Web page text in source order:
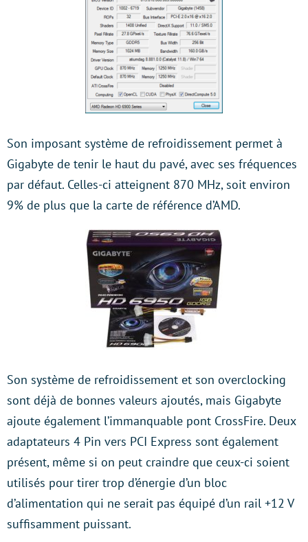
Son imposant système de refroidissement permet à
Gigabyte de tenir le haut du pavé, avec ses fréquences
par défaut. Celles-ci atteignent 870 MHz, soit environ
9% de plus que la carte de référence d’AMD.
Son système de refroidissement et son overclocking
sont déjà de bonnes valeurs ajoutés, mais Gigabyte
ajoute également l’immanquable pont CrossFire. Deux
adaptateurs 4 Pin vers PCI Express sont également
présent, même si on peut craindre que ceux-ci soient
utilisés pour tirer trop d’énergie d’un bloc
d’alimentation qui ne serait pas équipé d’un rail +12 V
suffisamment puissant.